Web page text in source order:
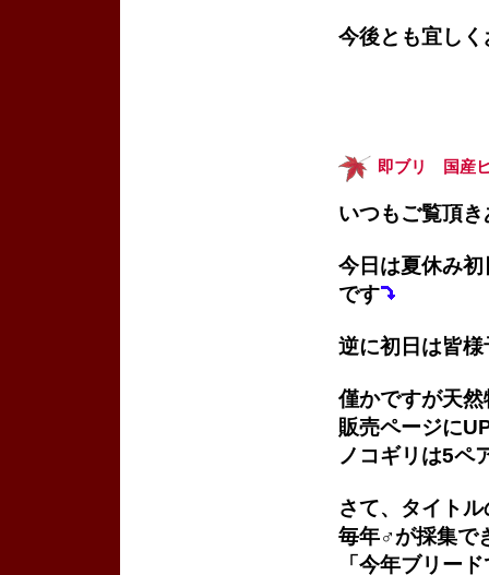
今後とも宜し
即ブリ 国産
いつもご覧頂
今日は夏休み
です
逆に初日は皆
僅かですが天
販売ページに
ノコギリは5ペ
さて、タイト
毎年♂が採集で
「今年ブリー